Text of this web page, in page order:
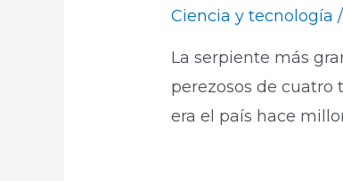
Ciencia y tecnología
La serpiente más
perezosos de cuatro
era el país hace